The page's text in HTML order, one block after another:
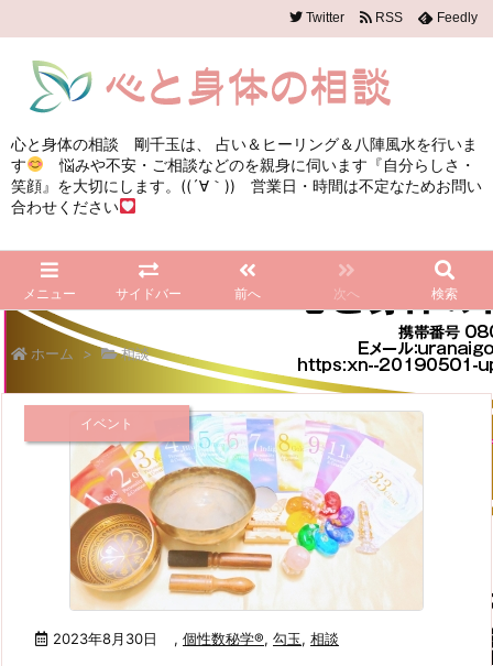
心と身体の相談 剛千玉は、 占い＆ヒーリング＆八陣風水を行いま
す
悩みや不安・ご相談などのを親身に伺います『自分らしさ・
笑顔』を大切にします。((´∀｀)) 営業日・時間は不定なためお問い
合わせください
メニュー サイドバー 前へ 次へ 検索
Twitter RSS Feedly
ホーム > 相談
2023年8月30日
イベント
, 個性数秘学®, 勾玉, 相談